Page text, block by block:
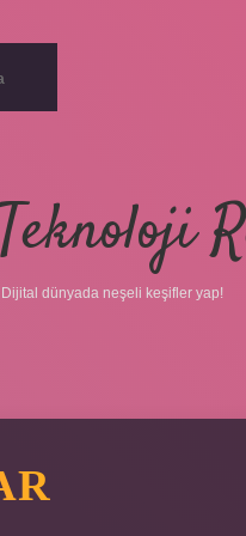
Dijital dünyada neşeli keşifler yap!